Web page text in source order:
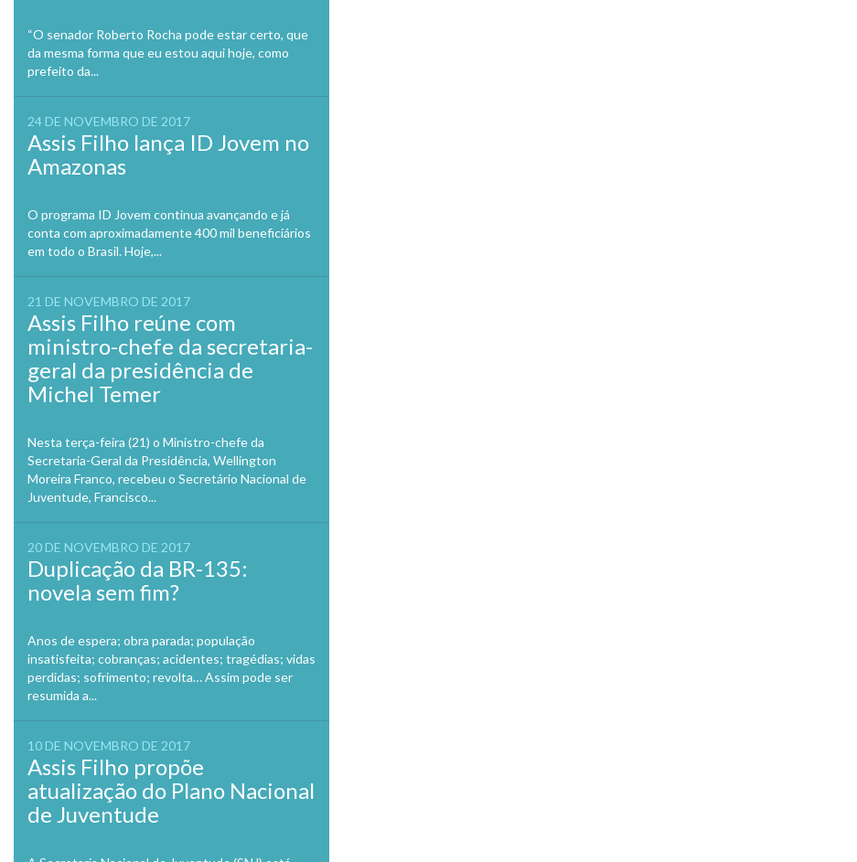
“O senador Roberto Rocha pode estar certo, que
da mesma forma que eu estou aqui hoje, como
prefeito da...
24 DE NOVEMBRO DE 2017
Assis Filho lança ID Jovem no
Amazonas
O programa ID Jovem continua avançando e já
conta com aproximadamente 400 mil beneficiários
em todo o Brasil. Hoje,...
21 DE NOVEMBRO DE 2017
Assis Filho reúne com
ministro-chefe da secretaria-
geral da presidência de
Michel Temer
Nesta terça-feira (21) o Ministro-chefe da
Secretaria-Geral da Presidência, Wellington
Moreira Franco, recebeu o Secretário Nacional de
Juventude, Francisco...
20 DE NOVEMBRO DE 2017
Duplicação da BR-135:
novela sem fim?
Anos de espera; obra parada; população
insatisfeita; cobranças; acidentes; tragédias; vidas
perdidas; sofrimento; revolta… Assim pode ser
resumida a...
10 DE NOVEMBRO DE 2017
Assis Filho propõe
atualização do Plano Nacional
de Juventude